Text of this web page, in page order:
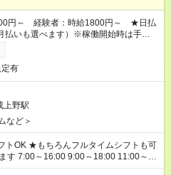
円～ 経験者：時給1800円～ ★日払
払いも選べます）※稼働開始時は手続き
ります。
有
上野駅
など＞
シフトも可
す 7:00～16:00 9:00～18:00 11:00～